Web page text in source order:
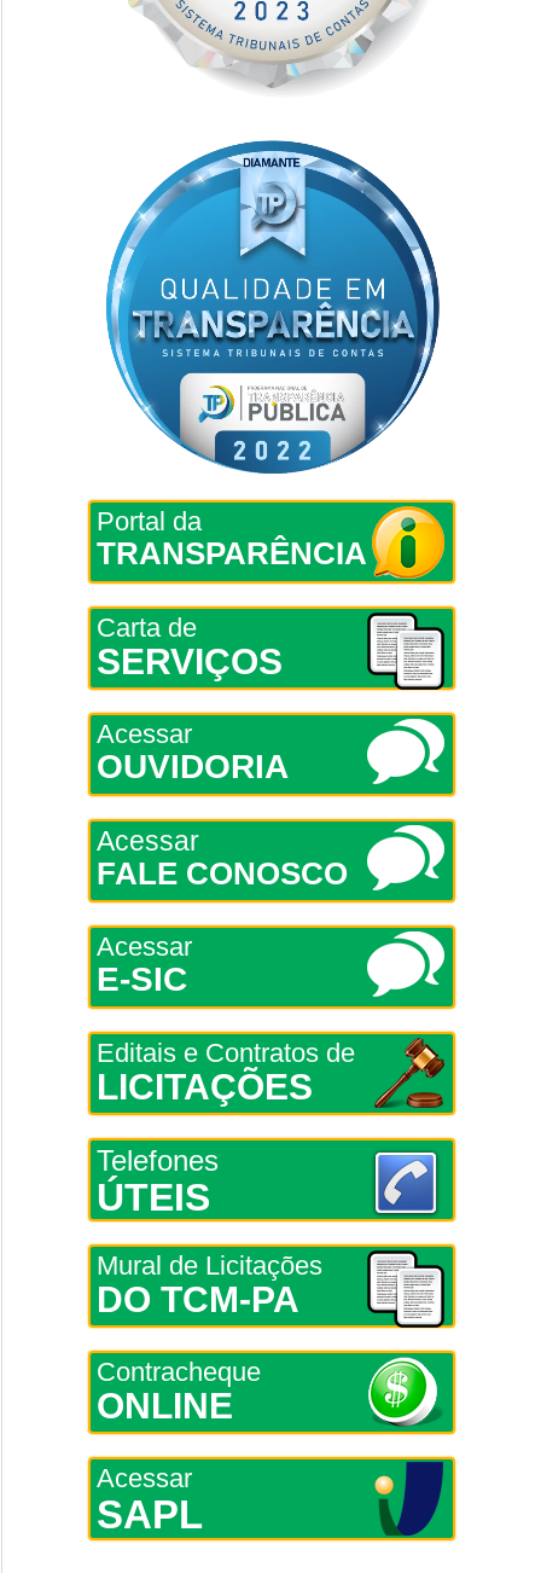
Portal da
TRANSPARÊNCIA
Carta de
SERVIÇOS
Acessar
OUVIDORIA
Acessar
FALE CONOSCO
Acessar
E-SIC
Editais e Contratos de
LICITAÇÕES
Telefones
ÚTEIS
Mural de Licitações
DO TCM-PA
Contracheque
ONLINE
Acessar
SAPL